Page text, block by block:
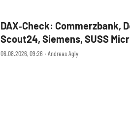
06.08.2026, 09:26 ‧ Andreas Agly
DAX‑Check: Commerzbank,
Scout24, Siemens, SUSS